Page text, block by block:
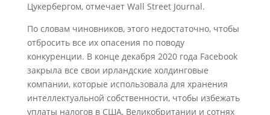
Цукербергом, отмечает Wall Street Journal.
По словам чиновников, этого недостаточно, чтобы
отбросить все их опасения по поводу
конкуренции. В конце декабря 2020 года Facebook
закрыла все свои ирландские холдинговые
компании, которые использовала для хранения
интеллектуальной собственности, чтобы избежать
уплаты налогов в США, Великобритании и сотнях